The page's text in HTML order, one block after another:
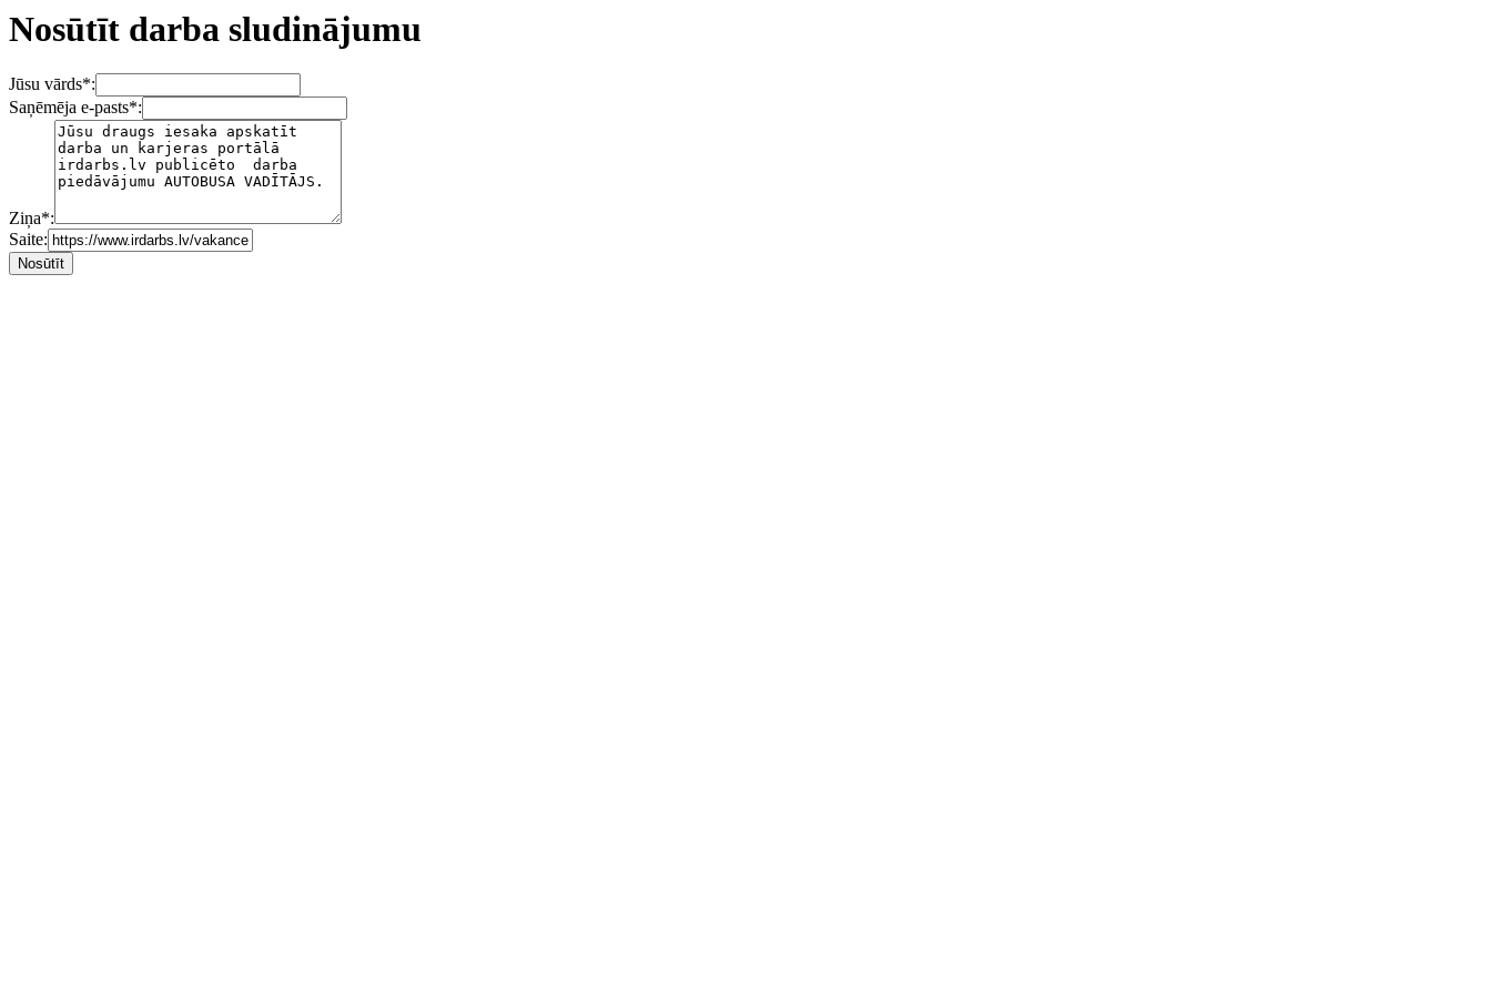
Nosūtīt darba sludinājumu
Jūsu vārds*:
Saņēmēja e-pasts*:
Ziņa*:
Saite: